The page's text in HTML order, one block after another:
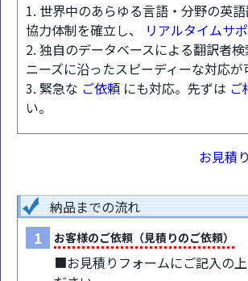
1. 世界中のあらゆる言語・分野の英
協力体制を確立し、
リアルタイムサ
2. 独自のデータベースによる翻訳者
ニーズに沿ったスピーディーな対応が
3. 緊急な ご依頼 にも対応。先ずは ご
い。
お見積り
納品までの流れ
1 お客様のご依頼（見積りのご依頼）
■お見積りフォームにご記入の